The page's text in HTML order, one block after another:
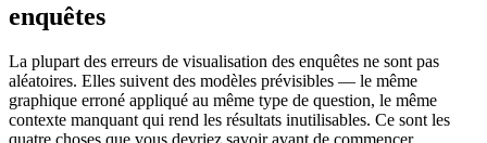
enquêtes
La plupart des erreurs de visualisation des enquêtes ne sont pas
aléatoires. Elles suivent des modèles prévisibles — le même
graphique erroné appliqué au même type de question, le même
contexte manquant qui rend les résultats inutilisables. Ce sont les